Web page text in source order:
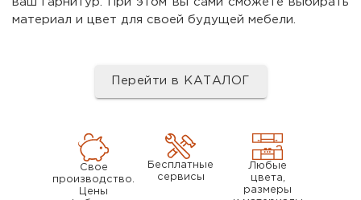
материал и цвет для своей будущей мебели.
Перейти в КАТАЛОГ
Свое
производство.
Цены
Бесплатные
сервисы
Любые
цвета,
размеры